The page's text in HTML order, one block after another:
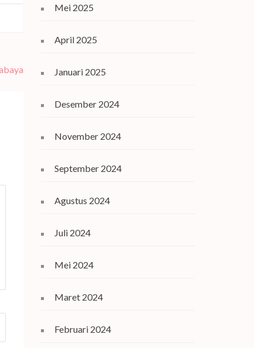
Mei 2025
April 2025
Januari 2025
Desember 2024
November 2024
September 2024
Agustus 2024
Juli 2024
Mei 2024
Maret 2024
Februari 2024